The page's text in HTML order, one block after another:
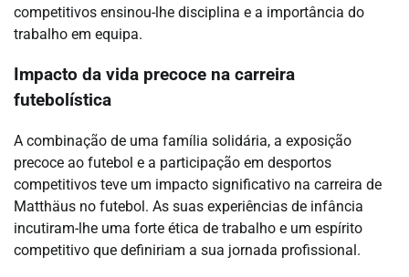
competitivos ensinou-lhe disciplina e a importância do
trabalho em equipa.
Impacto da vida precoce na carreira
futebolística
A combinação de uma família solidária, a exposição
precoce ao futebol e a participação em desportos
competitivos teve um impacto significativo na carreira de
Matthäus no futebol. As suas experiências de infância
incutiram-lhe uma forte ética de trabalho e um espírito
competitivo que definiriam a sua jornada profissional.